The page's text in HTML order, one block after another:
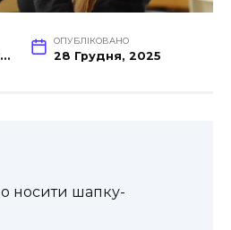
webseoupukr@gmail.com
ОПУБЛІКОВАНО
28 Грудня, 2025
носити шапку-